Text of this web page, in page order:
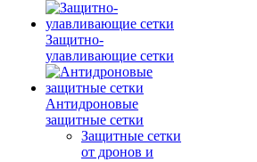
Защитно-
улавливающие сетки
Антидроновые
защитные сетки
Защитные сетки
от дронов и